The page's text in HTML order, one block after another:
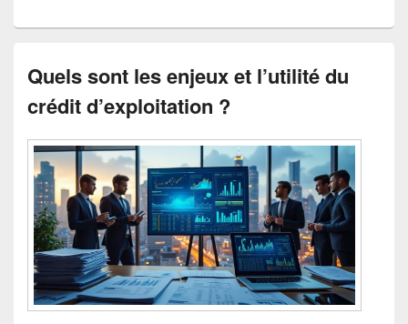
Quels sont les enjeux et l’utilité du
crédit d’exploitation ?